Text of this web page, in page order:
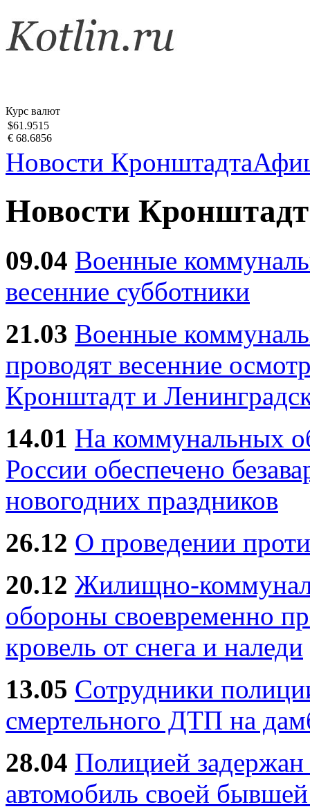
Курс валют
$61.9515
€ 68.6856
Новости Кронштадта
Новости
09.04 Военные
весенние субботники
21.03 Военные
проводят весенние
Кронштадт и
14.01 На коммунальных
России обеспечено
новогодних праздников
26.12 О проведении
20.12 Жилищно-
обороны своевременно
кровель от снега и наледи
13.05 Сотрудники
смертельного ДТП на
28.04 Полицией
автомобиль своей